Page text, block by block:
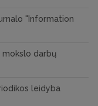
"Information
mokslo darbų
leidyba